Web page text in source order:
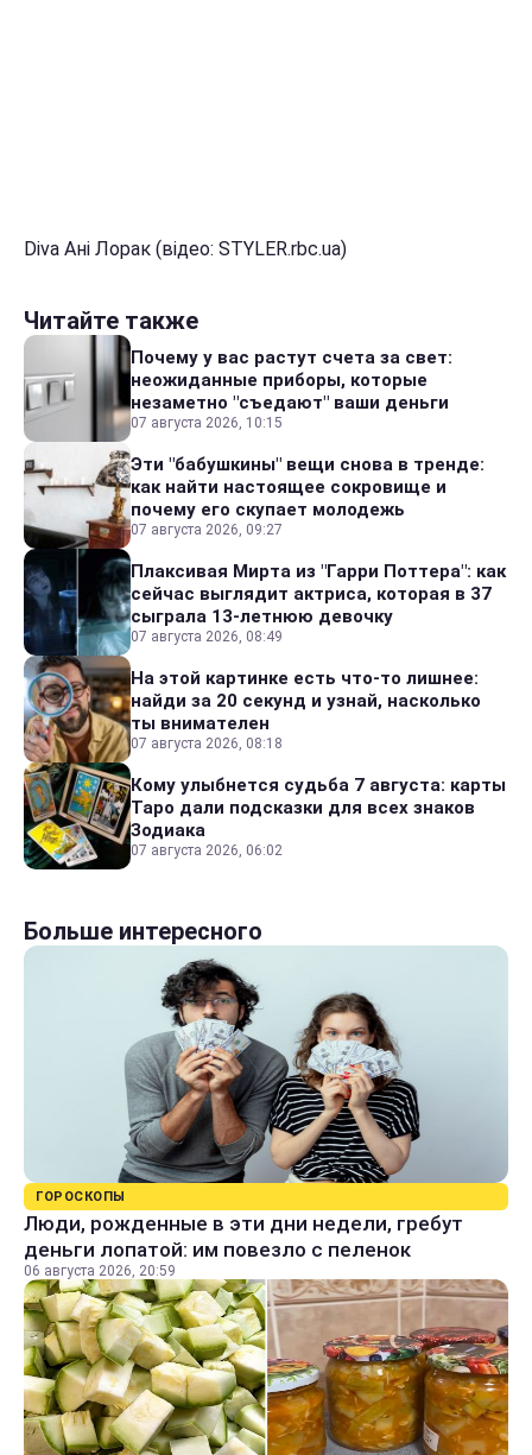
Diva Ані Лорак (відео: STYLER.rbc.ua)
Читайте также
Почему у вас растут счета за свет:
неожиданные приборы, которые
незаметно "съедают" ваши деньги
07 августа 2026, 10:15
Эти "бабушкины" вещи снова в тренде:
как найти настоящее сокровище и
почему его скупает молодежь
07 августа 2026, 09:27
Плаксивая Мирта из "Гарри Поттера": как
сейчас выглядит актриса, которая в 37
сыграла 13-летнюю девочку
07 августа 2026, 08:49
На этой картинке есть что-то лишнее:
найди за 20 секунд и узнай, насколько
ты внимателен
07 августа 2026, 08:18
Кому улыбнется судьба 7 августа: карты
Таро дали подсказки для всех знаков
Зодиака
07 августа 2026, 06:02
Больше интересного
ГОРОСКОПЫ
Люди, рожденные в эти дни недели, гребут
деньги лопатой: им повезло с пеленок
06 августа 2026, 20:59